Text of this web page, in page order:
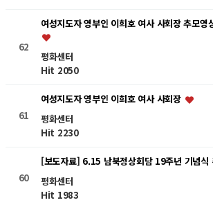
62
여성지도자 영부인 이희호 여사 사회장 추모
평화센터
Hit 2050
61
여성지도자 영부인 이희호 여사 사회장
평화센터
Hit 2230
60
[보도자료] 6.15 남북정상회담 19주년 기념식
평화센터
Hit 1983